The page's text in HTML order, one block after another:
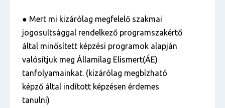
● Mert mi kizárólag megfelelő szakmai
jogosultsággal rendelkező programszakértő
által minősített képzési programok alapján
valósítjuk meg Államilag Elismert(ÁE)
tanfolyamainkat. (kizárólag megbízható
képző által indított képzésen érdemes
tanulni)